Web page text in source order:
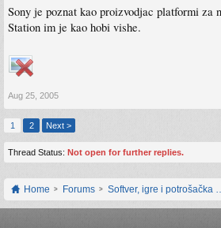
Sony je poznat kao proizvodjac platformi za
Station im je kao hobi vishe.
Aug 25, 2005
1 2 Next >
Thread Status: Not open for further replies.
Home Forums Softver, igre i potrošačka